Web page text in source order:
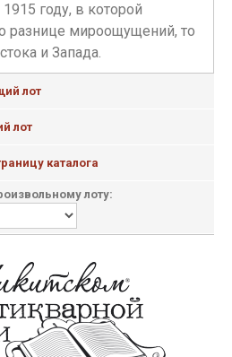
году, в которой
разнице мироощущений, то
и Запада.
лот
лот
каталога
лоту: